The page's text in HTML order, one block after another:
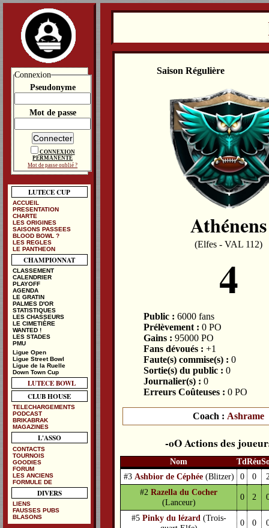
Saison Régulière
Athénens
(Elfes - VAL 112)
4
Public : 6000 fans
Prélèvement : 0 PO
Gains : 95000 PO
Fans dévoués : +1
Faute(s) commise(s) : 0
Sortie(s) du public : 0
Journalier(s) : 0
Erreurs Coûteuses : 0 PO
Coach : Ashrame
Actions des
Nom TdRéu
#3 Ashbior de Céphée (Blitzer) 0 0
#2Razella du Cocher
(Lanceur)
0 2
#5 Pinky du lézard (Trois-
0 0
Connexion
Pseudonyme
Mot de passe
CONNEXION
PERMANENTE
Mot de passe oublié ?
LUTECE CUP
ACCUEIL
PRESENTATION
CHARTE
LES ORIGINES
SAISONS PASSEES
BLOOD BOWL ?
LES REGLES
LE PANTHEON
CHAMPIONNAT
CLASSEMENT
CALENDRIER
PLAYOFF
AGENDA
LE GRATIN
PALMES D'OR
STATISTIQUES
LES CHASSEURS
LE CIMETIÈRE
WANTED !
LES STADES
PMU
Ligue Open
Ligue Street Bowl
Ligue de la Ruelle
Down Town Cup
LUTECE BOWL
CLUB HOUSE
TELECHARGEMENTS
PODCAST
BRIKABRAK
MAGAZINES
L'ASSO
CONTACTS
TOURNOIS
GOODIES
FORUM
LES ANCIENS
FORMULE DE
DIVERS
LIENS
FAUSSES PUBS
BLASONS